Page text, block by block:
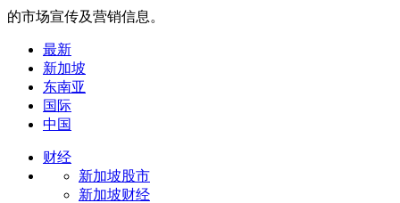
的市场宣传及营销信息。
最新
新加坡
东南亚
国际
中国
财经
新加坡股市
新加坡财经